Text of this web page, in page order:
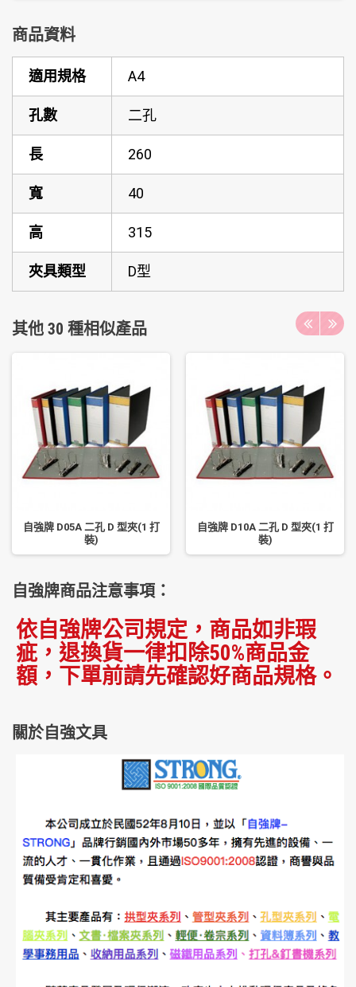
商品資料
適用規格 A4
孔數 二孔
長 260
寬 40
高 315
夾具類型 D型
其他 30 種相似產品
自強牌 D05A 二孔 D 型夾(1 打
裝)
自強牌 D10A 二孔 D 型夾(1 打
裝)
自強牌商品注意事項：
依自強牌公司規定，商品如非瑕
疵，退換貨一律扣除50%商品金
額，下單前請先確認好商品規格。
關於自強文具